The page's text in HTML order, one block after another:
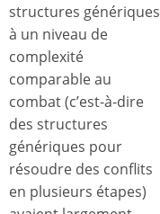
structures génériques
à un niveau de
complexité
comparable au
combat (c’est-à-dire
des structures
génériques pour
résoudre des conflits
en plusieurs étapes)